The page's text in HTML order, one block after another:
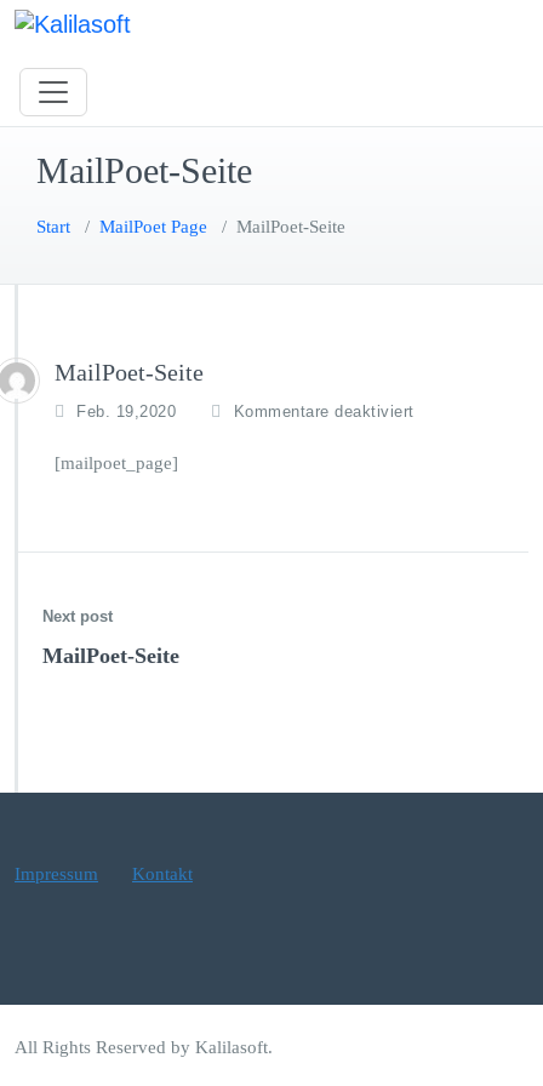
Zum
springen
Kalilasoft
Smart Software For Your Business
MailPoet-Seite
Start / MailPoet Page / MailPoet-Seite
MailPoet-Seite
Feb. 19,2020 Kommentare deaktiviert
[mailpoet_page]
Next post
MailPoet-Seite
Impressum Kontakt
All Rights Reserved by Kalilasoft.